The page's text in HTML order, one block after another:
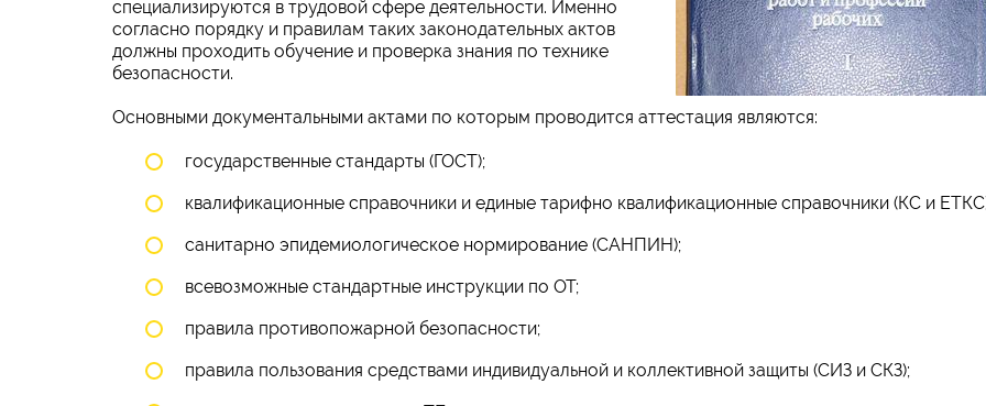
специализируются в трудовой сфере деятельности. Именно
согласно порядку и правилам таких законодательных актов
должны проходить обучение и проверка знания по технике
безопасности.
Основными документальными актами по которым проводится аттестация являются:
государственные стандарты (ГОСТ);
квалификационные справочники и единые тарифно квалификационные справочники (КС и
санитарно эпидемиологическое нормирование (САНПИН);
всевозможные стандартные инструкции по ОТ;
правила противопожарной безопасности;
правила пользования средствами индивидуальной и коллективной защиты (СИЗ и СКЗ);